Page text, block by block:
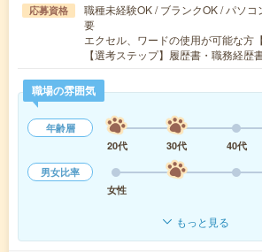
応募資格
職種未経験OK / ブランクOK / パソ
要
エクセル、ワードの使用が可能な方
【選考ステップ】履歴書・職務経
職場の雰囲気
年齢層
20代
30代 40代
男女比率
女性
もっと見る